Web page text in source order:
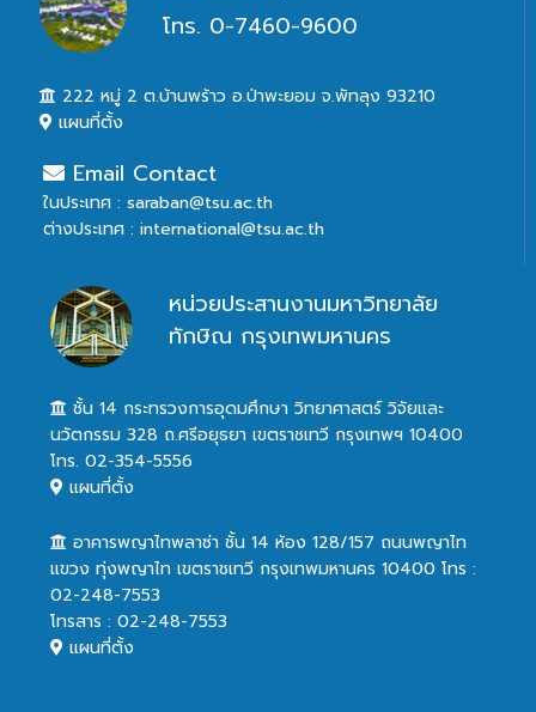
โทร. 0-7460-9600
222 หมู่ 2 ต.บ้านพร้าว อ.ป่าพะยอม จ.พัทลุง 93210
แผนที่ตั้ง
Email Contact
ในประเทศ : saraban@tsu.ac.th
ต่างประเทศ : international@tsu.ac.th
หน่วยประสานงานมหาวิทยาลัย
ทักษิณ กรุงเทพมหานคร
ชั้น 14 กระทรวงการอุดมศึกษา วิทยาศาสตร์ วิจัยและ
นวัตกรรม 328 ถ.ศรีอยุธยา เขตราชเทวี กรุงเทพฯ 10400
โทร. 02-354-5556
แผนที่ตั้ง
อาคารพญาไทพลาซ่า ชั้น 14 ห้อง 128/157 ถนนพญาไท
แขวง ทุ่งพญาไท เขตราชเทวี กรุงเทพมหานคร 10400 โทร :
02-248-7553
โทรสาร : 02-248-7553
แผนที่ตั้ง